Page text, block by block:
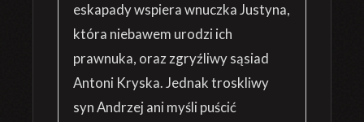
eskapady wspiera wnuczka Justyna,
która niebawem urodzi ich
prawnuka, oraz zgryźliwy sąsiad
Antoni Kryska. Jednak troskliwy
syn Andrzej ani myśli puścić